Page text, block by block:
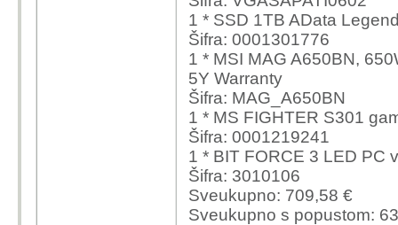
1 * SSD 1TB AData
Šifra: 0001301776
1 * MSI MAG A650BN,
5Y Warranty
Šifra: MAG_A650BN
1 * MS FIGHTER S301
Šifra: 0001219241
1 * BIT FORCE 3 LED PC
Šifra: 3010106
Sveukupno: 709,58 €
Sveukupno s popustom: